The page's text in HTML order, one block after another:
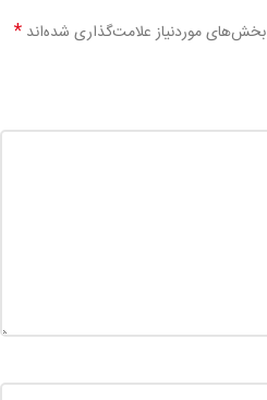
بخش‌های موردنیاز علامت‌گذاری شده‌اند *